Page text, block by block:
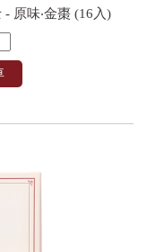
原味‧金棗 (16入)